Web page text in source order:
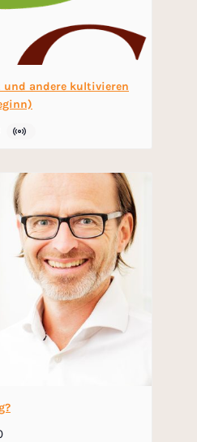
andere kultivieren